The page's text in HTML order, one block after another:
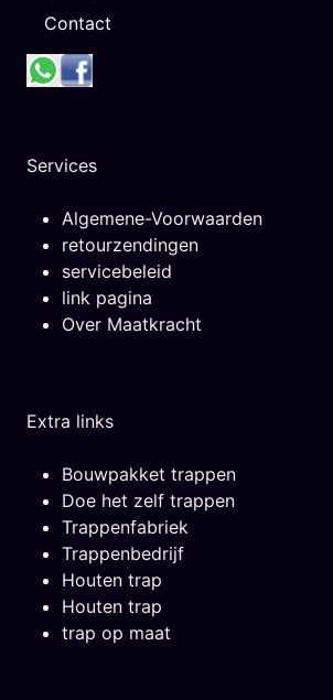
Contact
Services
Algemene-Voorwaarden
retourzendingen
servicebeleid
link pagina
Over Maatkracht
Extra links
Bouwpakket trappen
Doe het zelf trappen
Trappenfabriek
Trappenbedrijf
Houten trap
Houten trap
trap op maat